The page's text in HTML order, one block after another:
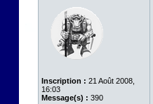
Inscription : 21 Août 2008,
16:03
Message(s) : 390